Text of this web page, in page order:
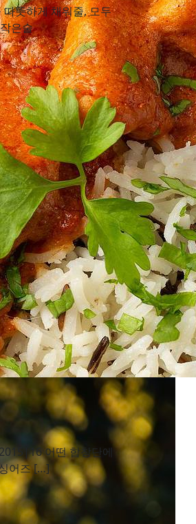
뜻하게 채워줄, 모두
은술
어떤 합창단에
어즈 […]